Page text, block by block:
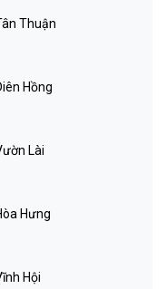
Thuận
Hồng
Lài
Hưng
Hội